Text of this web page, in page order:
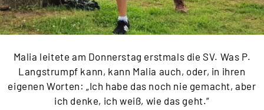
Malia leitete am Donnerstag erstmals die SV. Was P.
Langstrumpf kann, kann Malia auch, oder, in ihren
eigenen Worten: „Ich habe das noch nie gemacht, aber
ich denke, ich weiß, wie das geht.“